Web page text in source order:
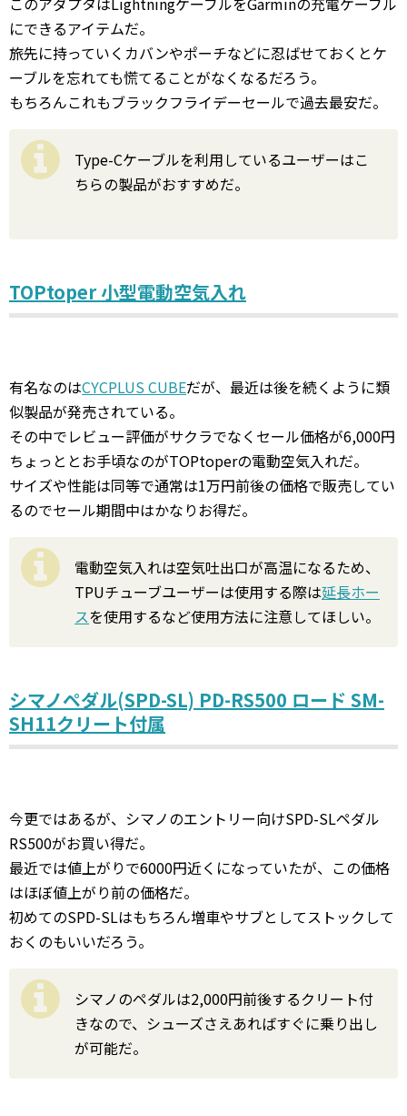
にできるアイテムだ。
旅先に持っていくカバンやポーチなどに忍ばせておくとケ
ーブルを忘れても慌てることがなくなるだろう。
もちろんこれもブラックフライデーセールで過去最安だ。
Type-Cケーブルを利用しているユーザーはこ
ちらの製品がおすすめだ。
TOPtoper 小型電動空気入れ
有名なのはCYCPLUS CUBEだが、最近は後を続くように類
似製品が発売されている。
その中でレビュー評価がサクラでなくセール価格が6,000円
ちょっととお手頃なのがTOPtoperの電動空気入れだ。
サイズや性能は同等で通常は1万円前後の価格で販売してい
るのでセール期間中はかなりお得だ。
電動空気入れは空気吐出口が高温になるため、
TPUチューブユーザーは使用する際は延長ホー
スを使用するなど使用方法に注意してほしい。
シマノペダル(SPD-SL) PD-RS500 ロード SM-
SH11クリート付属
今更ではあるが、シマノのエントリー向けSPD-SLペダル
RS500がお買い得だ。
最近では値上がりで6000円近くになっていたが、この価格
はほぼ値上がり前の価格だ。
初めてのSPD-SLはもちろん増車やサブとしてストックして
おくのもいいだろう。
シマノのペダルは2,000円前後するクリート付
きなので、シューズさえあればすぐに乗り出し
が可能だ。